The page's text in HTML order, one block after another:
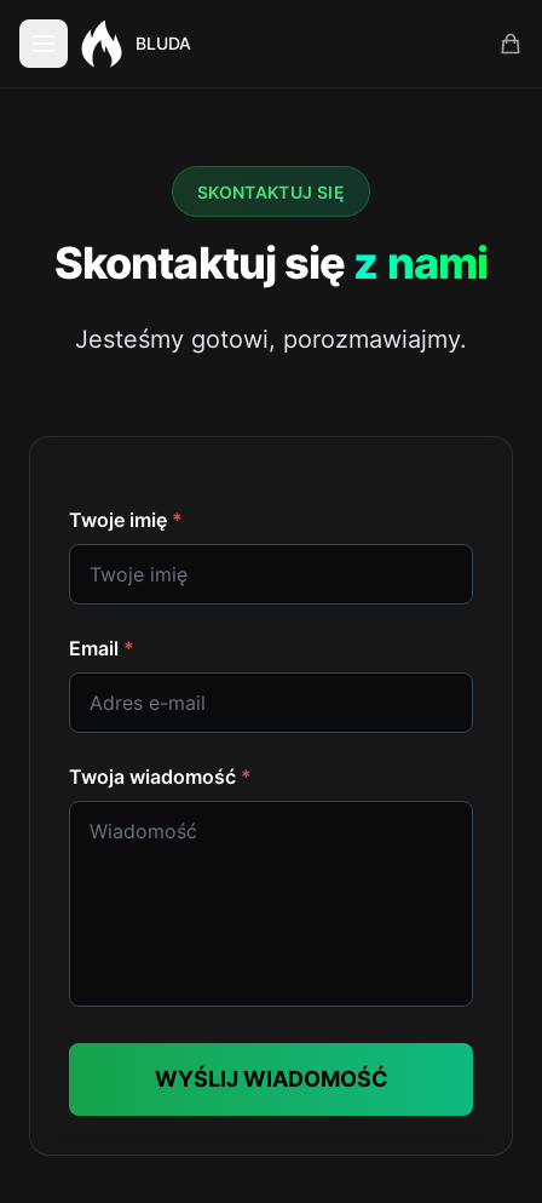
BLUDA
SKONTAKTUJ SIĘ
Skontaktuj się z nami
Jesteśmy gotowi, porozmawiajmy.
Twoje imię *
Email *
Twoja wiadomość *
WYŚLIJ WIADOMOŚĆ